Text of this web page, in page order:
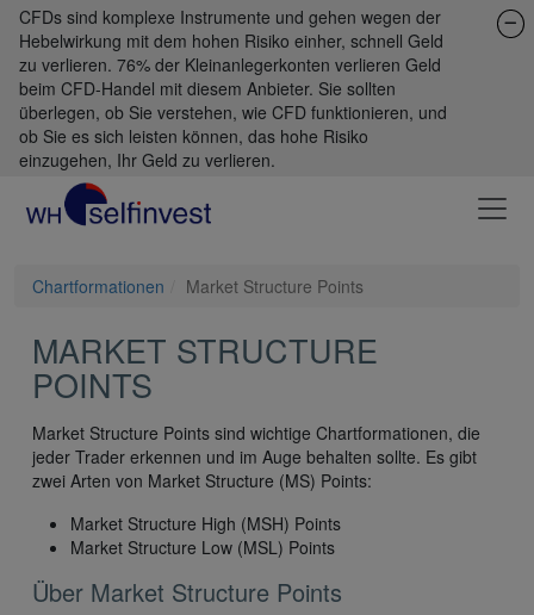
CFDs sind komplexe Instrumente und gehen wegen der
Hebelwirkung mit dem hohen Risiko einher, schnell Geld
zu verlieren. 76% der Kleinanlegerkonten verlieren Geld
beim CFD-Handel mit diesem Anbieter. Sie sollten
überlegen, ob Sie verstehen, wie CFD funktionieren, und
ob Sie es sich leisten können, das hohe Risiko
einzugehen, Ihr Geld zu verlieren.
Chartformationen Market Structure Points
MARKET STRUCTURE
POINTS
Market Structure Points sind wichtige Chartformationen, die
jeder Trader erkennen und im Auge behalten sollte. Es gibt
zwei Arten von Market Structure (MS) Points:
Market Structure High (MSH) Points
Market Structure Low (MSL) Points
Über Market Structure Points